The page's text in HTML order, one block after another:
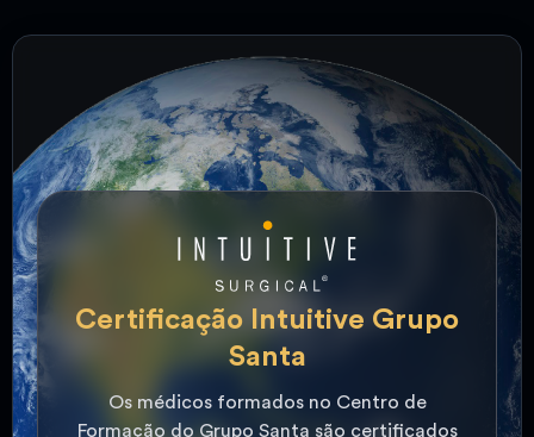
Certificação Intuitive Grupo
Santa
Os médicos formados no Centro de
Formação do Grupo Santa são certificados